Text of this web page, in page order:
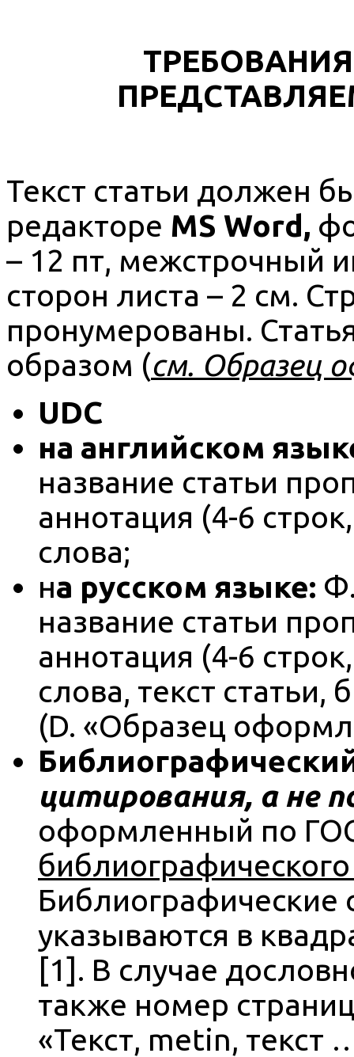
Текст статьи должен
редакторе MS Word,
– 12 пт, межстрочный
сторон листа – 2 см.
пронумерованы.
образом (см. Образец
UDC
на английском
название статьи
аннотация (4-6
слова;
на русском языке:
название статьи
аннотация (4-6
слова, текст статьи,
(D. «Образец
цитирования, а не
оформленный по
Библиографические
указываются в
[1]. В случае
также номер
«Текст, metin, текст